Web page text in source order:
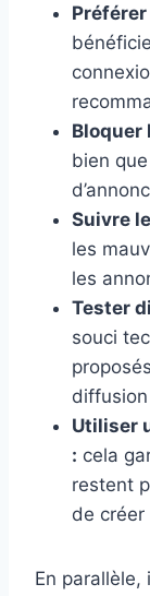
Bloquer
bien
Suivre
les
les
Tester
souci
Utiliser
: cela
restent
de
En